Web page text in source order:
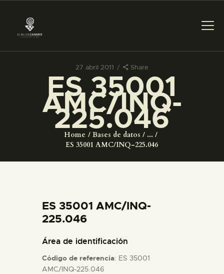
27 abril 2011 Share
ES 35001
AMC/INQ-
225.046
Home Bases de datos
...
ES 35001 AMC/INQ-225.046
PREPARAR LA VISITA
ACTIVIDADES
COLECCIONES
ESPAÑOL
ES 35001 AMC/INQ-
225.046
Área de identificación
Código de referencia: ES 35001
AMC/INQ-225.046